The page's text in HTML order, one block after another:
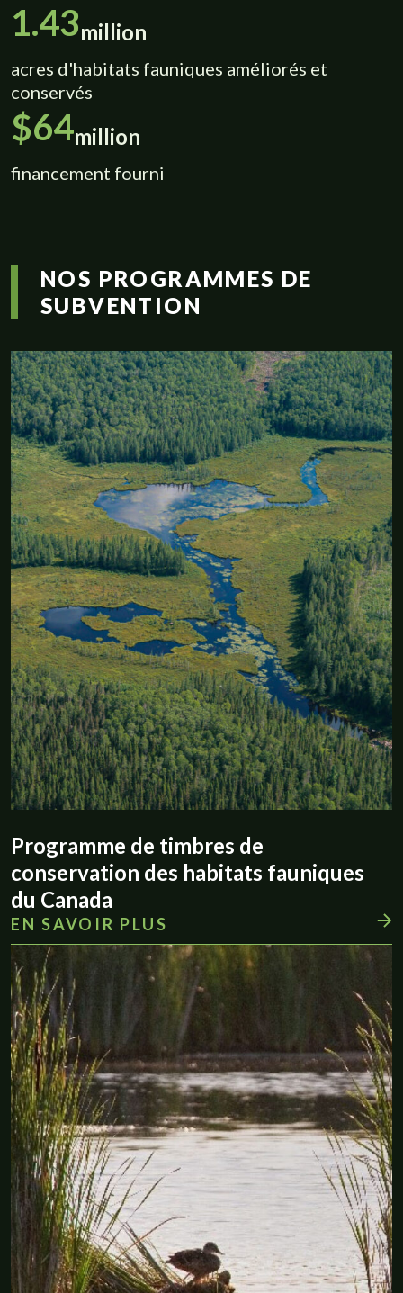
1.43million
acres d'habitats fauniques améliorés et
conservés
$64million
financement fourni
NOS PROGRAMMES DE
SUBVENTION
Programme de timbres de
conservation des habitats fauniques
du Canada
EN SAVOIR PLUS